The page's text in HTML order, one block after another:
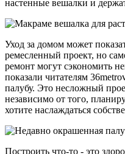
настенные вешалки и
Уход за домом может
ремесленный проект, но
ремонт могут сэкономить
показали читателям
палубу. Это несложный
независимо от того,
хотите наслаждаться
Построить что-то - это